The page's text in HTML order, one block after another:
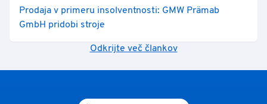
Prodaja v primeru insolventnosti: GMW Prämab
GmbH pridobi stroje
Odkrijte več člankov